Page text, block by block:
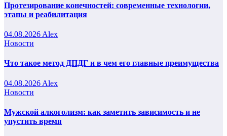
Протезирование конечностей: современные технологии,
этапы и реабилитация
04.08.2026 Alex
Новости
Что такое метод ДПДГ и в чем его главные преимущества
04.08.2026 Alex
Новости
Мужской алкоголизм: как заметить зависимость и не
упустить время